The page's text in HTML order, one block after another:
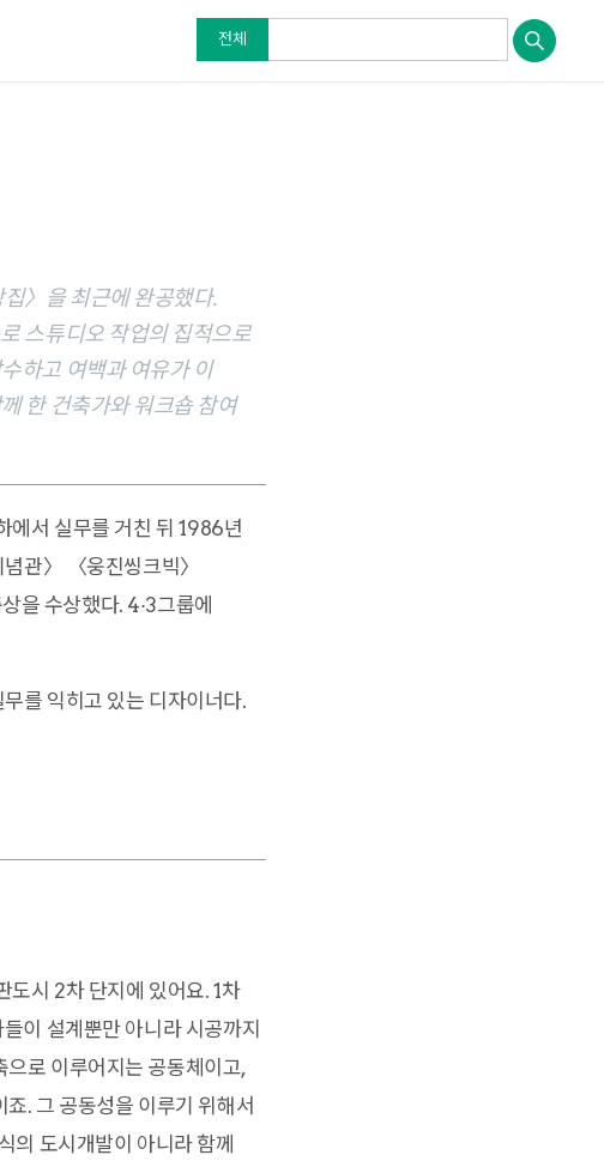
전체
〉을 최근에 완공했다.
스튜디오 작업의 집적으로
하고 여백과 여유가 이
한 건축가와 워크숍 참여
에서 실무를 거친 뒤 1986년
관〉 〈웅진씽크빅〉
을 수상했다. 4·3그룹에
를 익히고 있는 디자이너다.
도시 2차 단지에 있어요. 1차
이 설계뿐만 아니라 시공까지
로 이루어지는 공동체이고,
. 그 공동성을 이루기 위해서
의 도시개발이 아니라 함께